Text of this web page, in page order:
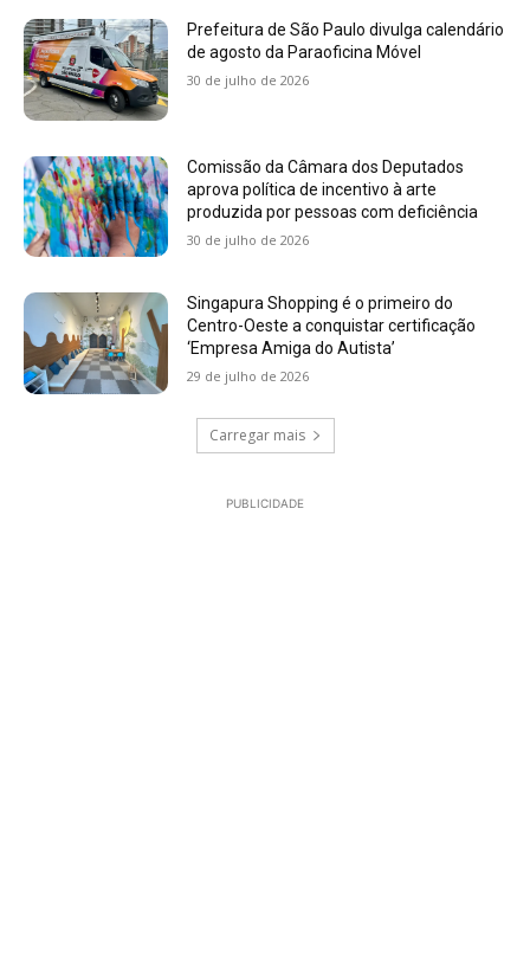
Prefeitura de São Paulo divulga calendário
de agosto da Paraoficina Móvel
30 de julho de 2026
Comissão da Câmara dos Deputados
aprova política de incentivo à arte
produzida por pessoas com deficiência
30 de julho de 2026
Singapura Shopping é o primeiro do
Centro-Oeste a conquistar certificação
‘Empresa Amiga do Autista’
29 de julho de 2026
Carregar mais
PUBLICIDADE